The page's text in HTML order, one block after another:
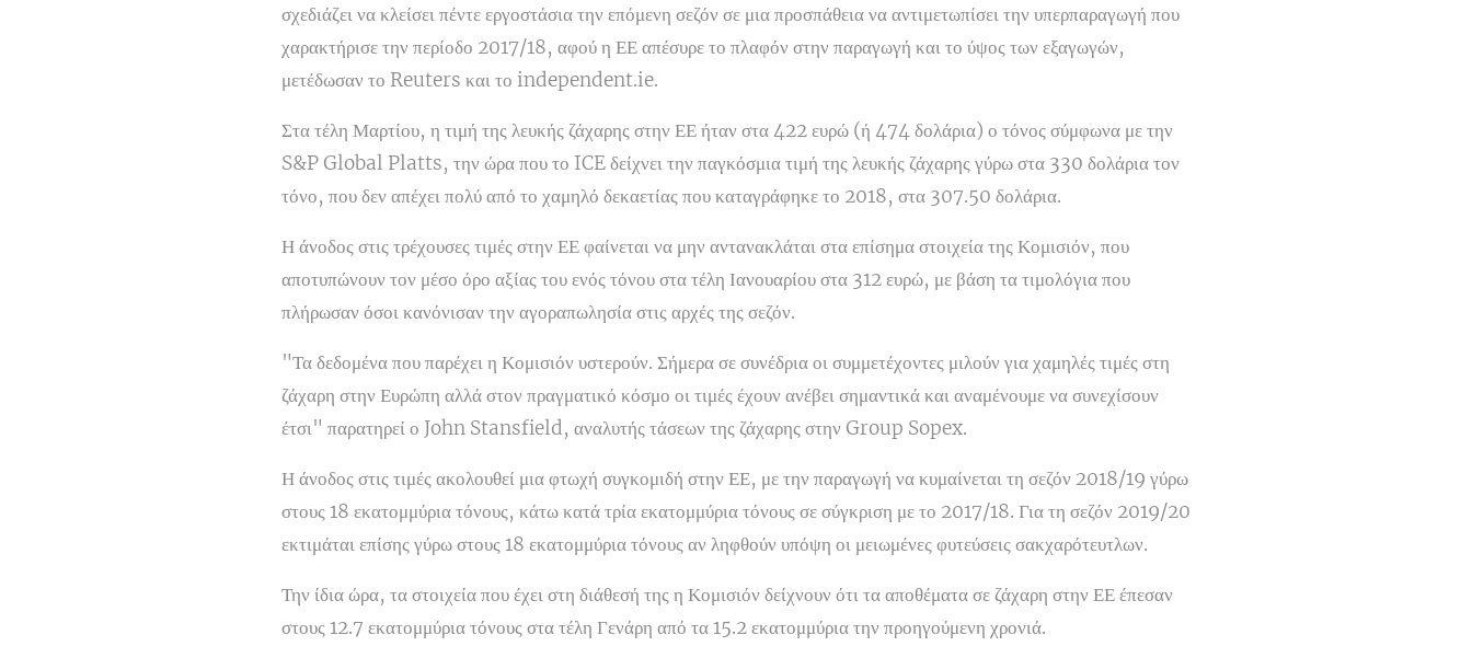
σχεδιάζει να κλείσει πέντε εργοστάσια την επόμενη σεζόν σε μια προσπάθεια να αντιμετωπίσει την υπερπαραγωγή που
χαρακτήρισε την περίοδο 2017/18, αφού η ΕΕ απέσυρε το πλαφόν στην παραγωγή και το ύψος των εξαγωγών,
μετέδωσαν το Reuters και το independent.ie.
Στα τέλη Μαρτίου, η τιμή της λευκής ζάχαρης στην ΕΕ ήταν στα 422 ευρώ (ή 474 δολάρια) ο τόνος σύμφωνα με την
S&P Global Platts, την ώρα που το ICE δείχνει την παγκόσμια τιμή της λευκής ζάχαρης γύρω στα 330 δολάρια τον
τόνο, που δεν απέχει πολύ από το χαμηλό δεκαετίας που καταγράφηκε το 2018, στα 307.50 δολάρια.
Η άνοδος στις τρέχουσες τιμές στην ΕΕ φαίνεται να μην αντανακλάται στα επίσημα στοιχεία της Κομισιόν, που
αποτυπώνουν τον μέσο όρο αξίας του ενός τόνου στα τέλη Ιανουαρίου στα 312 ευρώ, με βάση τα τιμολόγια που
πλήρωσαν όσοι κανόνισαν την αγοραπωλησία στις αρχές της σεζόν.
"Τα δεδομένα που παρέχει η Κομισιόν υστερούν. Σήμερα σε συνέδρια οι συμμετέχοντες μιλούν για χαμηλές τιμές στη
ζάχαρη στην Ευρώπη αλλά στον πραγματικό κόσμο οι τιμές έχουν ανέβει σημαντικά και αναμένουμε να συνεχίσουν
έτσι" παρατηρεί ο John Stansfield, αναλυτής τάσεων της ζάχαρης στην Group Sopex.
Η άνοδος στις τιμές ακολουθεί μια φτωχή συγκομιδή στην ΕΕ, με την παραγωγή να κυμαίνεται τη σεζόν 2018/19 γύρω
στους 18 εκατομμύρια τόνους, κάτω κατά τρία εκατομμύρια τόνους σε σύγκριση με το 2017/18. Για τη σεζόν 2019/20
εκτιμάται επίσης γύρω στους 18 εκατομμύρια τόνους αν ληφθούν υπόψη οι μειωμένες φυτεύσεις σακχαρότευτλων.
Την ίδια ώρα, τα στοιχεία που έχει στη διάθεσή της η Κομισιόν δείχνουν ότι τα αποθέματα σε ζάχαρη στην ΕΕ έπεσαν
στους 12.7 εκατομμύρια τόνους στα τέλη Γενάρη από τα 15.2 εκατομμύρια την προηγούμενη χρονιά.